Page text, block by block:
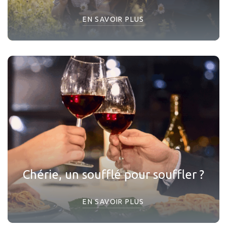
EN SAVOIR PLUS
Chérie, un soufflé pour souffler ?
EN SAVOIR PLUS